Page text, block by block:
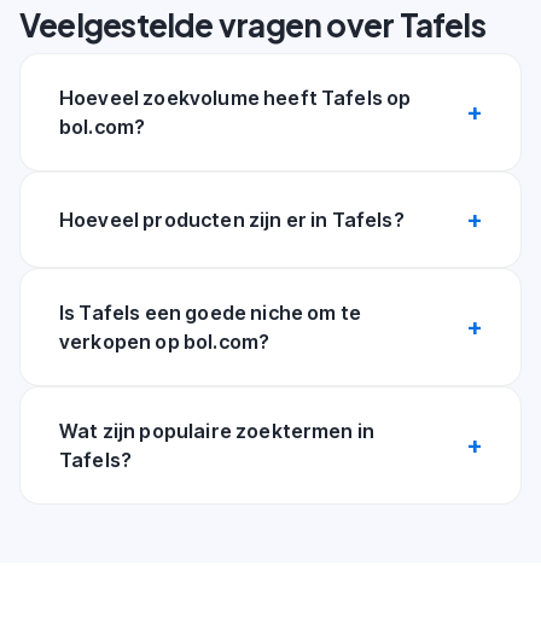
Veelgestelde vragen over Tafels
Hoeveel zoekvolume heeft Tafels op
bol.com?
Hoeveel producten zijn er in Tafels?
Is Tafels een goede niche om te
verkopen op bol.com?
Wat zijn populaire zoektermen in
Tafels?